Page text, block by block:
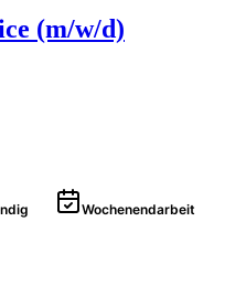
(m/w/d)
Wochenendarbeit